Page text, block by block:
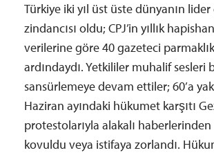
Türkiye iki yıl üst üste dünyanın
zindancısı oldu; CPJ’in yıllık
verilerine göre 40 gazeteci
ardındaydı. Yetkililer muhalif sesleri
sansürlemeye devam ettiler; 60’a
Haziran ayındaki hükumet karşıtı
protestolarıyla alakalı haberlerinden
kovuldu veya istifaya zorlandı.